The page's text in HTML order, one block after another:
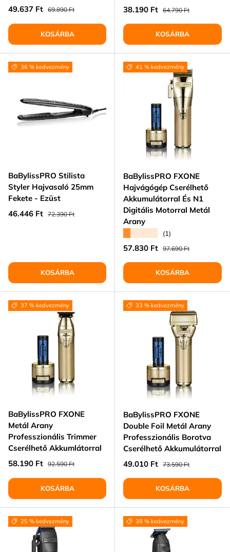
Eladási ár
49.637 Ft Normál ár
69.890 Ft
KOSÁRBA
Eladási ár
38.190 Ft Normál ár
64.790 Ft
KOSÁRBA
36 % kedvezmény
BaBylissPRO Stilista
Styler Hajvasaló 25mm
Fekete - Ezüst
Eladási ár
46.446 Ft Normál ár
72.390 Ft
KOSÁRBA
41 % kedvezmény
BaBylissPRO FXONE
Hajvágógép Cserélhető
Akkumulátorral És N1
Digitális Motorral Metál
Arany
(1)
Eladási ár
57.830 Ft Normál ár
97.690 Ft
KOSÁRBA
37 % kedvezmény
BaBylissPRO FXONE
Metál Arany
Professzionális Trimmer
Cserélhető Akkumlátorral
Eladási ár
58.190 Ft Normál ár
92.590 Ft
KOSÁRBA
33 % kedvezmény
BaBylissPRO FXONE
Double Foil Metál Arany
Professzionális Borotva
Cserélhető Akkumulátorral
Eladási ár
49.010 Ft Normál ár
73.590 Ft
KOSÁRBA
25 % kedvezmény 38 % kedvezmény